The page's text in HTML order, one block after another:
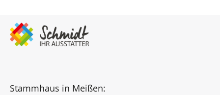
Stammhaus in Meißen: